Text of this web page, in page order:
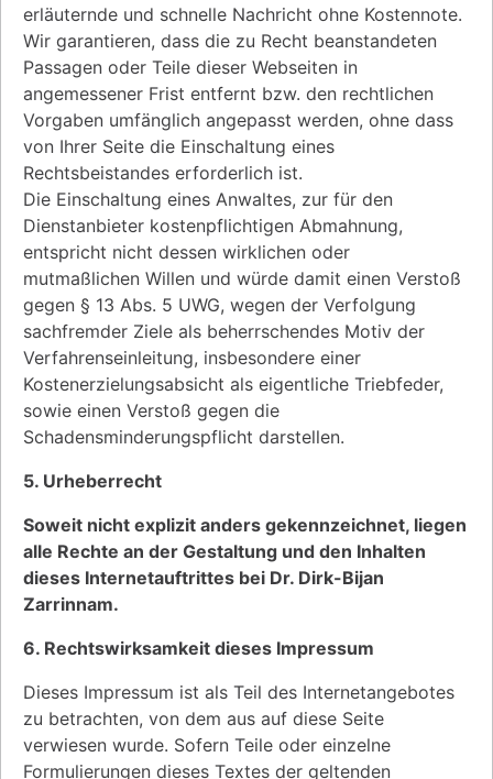
erläuternde und schnelle Nachricht ohne Kostennote.
Wir garantieren, dass die zu Recht beanstandeten
Passagen oder Teile dieser Webseiten in
angemessener Frist entfernt bzw. den rechtlichen
Vorgaben umfänglich angepasst werden, ohne dass
von Ihrer Seite die Einschaltung eines
Rechtsbeistandes erforderlich ist.
Die Einschaltung eines Anwaltes, zur für den
Dienstanbieter kostenpflichtigen Abmahnung,
entspricht nicht dessen wirklichen oder
mutmaßlichen Willen und würde damit einen Verstoß
gegen § 13 Abs. 5 UWG, wegen der Verfolgung
sachfremder Ziele als beherrschendes Motiv der
Verfahrenseinleitung, insbesondere einer
Kostenerzielungsabsicht als eigentliche Triebfeder,
sowie einen Verstoß gegen die
Schadensminderungspflicht darstellen.
5. Urheberrecht
Soweit nicht explizit anders gekennzeichnet, liegen
alle Rechte an der Gestaltung und den Inhalten
dieses Internetauftrittes bei Dr. Dirk-Bijan
Zarrinnam.
6. Rechtswirksamkeit dieses Impressum
Dieses Impressum ist als Teil des Internetangebotes
zu betrachten, von dem aus auf diese Seite
verwiesen wurde. Sofern Teile oder einzelne
Formulierungen dieses Textes der geltenden